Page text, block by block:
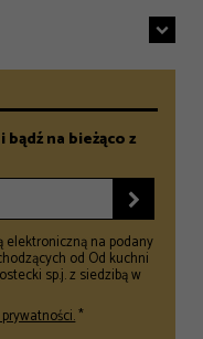
na bieżąco z

na podany
od Od kuchni
sp.j. z siedzibą w
*